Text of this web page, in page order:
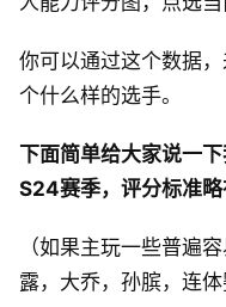
你可以通过这个数据
个什么样的选手。
下面简单给大家说一
S24赛季，评分标准略
（如果主玩一些普遍
露，大乔，孙膑，连